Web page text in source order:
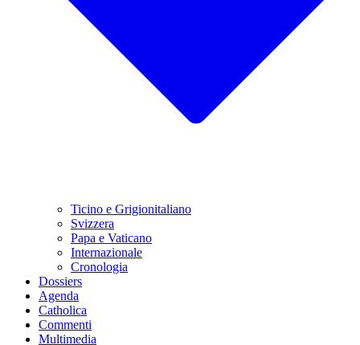
Ticino e Grigionitaliano
Svizzera
Papa e Vaticano
Internazionale
Cronologia
Dossiers
Agenda
Catholica
Commenti
Multimedia